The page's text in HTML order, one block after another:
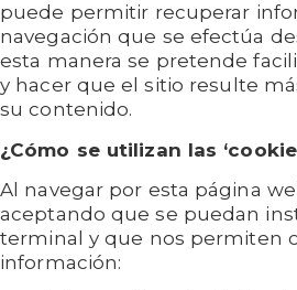
puede permitir recuperar
navegación que se efectúa
esta manera se pretende
y hacer que el sitio resulte
su contenido.
¿Cómo se utilizan las
Al navegar por esta página
aceptando que se puedan
terminal y que nos permiten
información: